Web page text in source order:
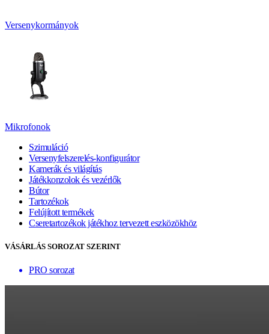
Versenykormányok
Mikrofonok
Szimuláció
Versenyfelszerelés-konfigurátor
Kamerák és világítás
Játékkonzolok és vezérlők
Bútor
Tartozékok
Felújított termékek
Cseretartozékok játékhoz tervezett eszközökhöz
VÁSÁRLÁS SOROZAT SZERINT
PRO sorozat